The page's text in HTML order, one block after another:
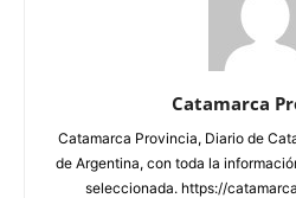
Catamarca
Catamarca Provincia, Diario de
de Argentina, con toda la
seleccionada. https://